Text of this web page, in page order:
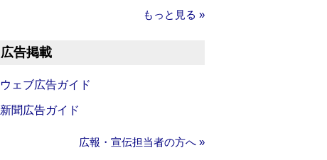
もっと見る »
広告掲載
ウェブ広告ガイド
新聞広告ガイド
広報・宣伝担当者の方へ »